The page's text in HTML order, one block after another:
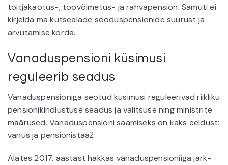
toitjakaotus-, töövõimetus- ja rahvapension. Samuti ei
kirjelda ma kutsealade sooduspensionide suurust ja
arvutamise korda.
Vanaduspensioni küsimusi
reguleerib seadus
Vanaduspensioniga seotud küsimusi reguleerivad riikliku
pensionikindlustuse seadus ja valitsuse ning ministrite
määrused. Vanaduspensioni saamiseks on kaks eeldust:
vanus ja pensionistaaž.
Alates 2017. aastast hakkas vanaduspensioniiga järk-